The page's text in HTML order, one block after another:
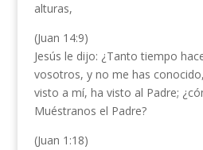
alturas,
(Juan 14:9)
Jesús le dijo: ¿Tanto tiempo
vosotros, y no me has
visto a mí, ha visto al Padre;
Muéstranos el Padre?
(Juan 1:18)